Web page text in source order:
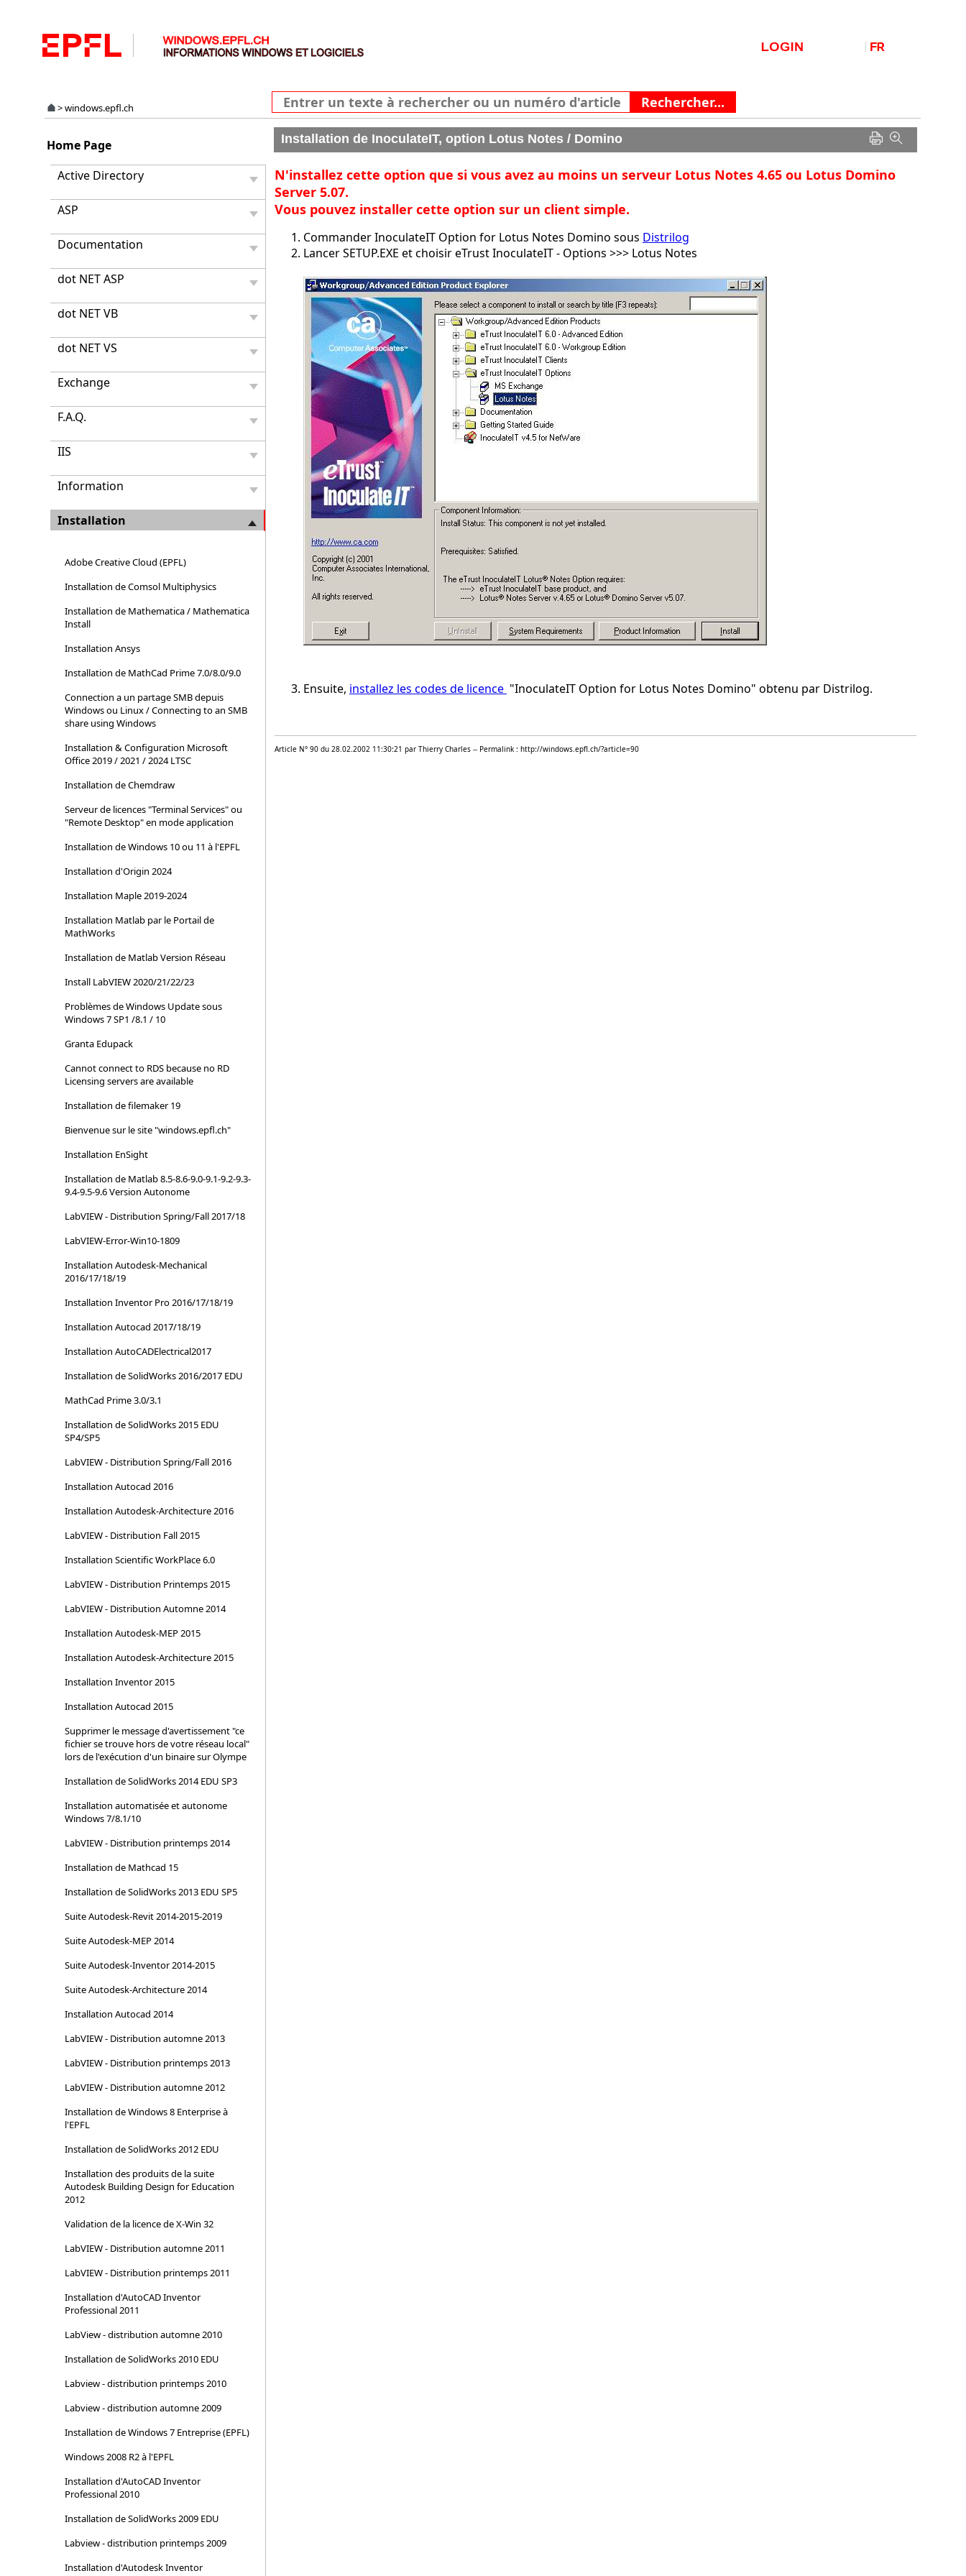
>windows.epfl.ch
Home Page
Active Directory
ASP
Documentation
dot NET ASP
dot NET VB
dot NET VS
Exchange
F.A.Q.
IIS
Information
Installation
Adobe Creative Cloud (EPFL)
Installation de Comsol Multiphysics
Installation de Mathematica / Mathematica
Install
Installation Ansys
Installation de MathCad Prime 7.0/8.0/9.0
Connection a un partage SMB depuis
Windows ou Linux / Connecting to an SMB
share using Windows
Installation & Configuration Microsoft
Office 2019 / 2021 / 2024 LTSC
Installation de Chemdraw
Serveur de licences "Terminal Services" ou
"Remote Desktop" en mode application
Installation de Windows 10 ou 11 à l'EPFL
Installation d'Origin 2024
Installation Maple 2019-2024
Installation Matlab par le Portail de
MathWorks
Installation de Matlab Version Réseau
Install LabVIEW 2020/21/22/23
Problèmes de Windows Update sous
Windows 7 SP1 /8.1 / 10
Granta Edupack
Cannot connect to RDS because no RD
Licensing servers are available
Installation de filemaker 19
Bienvenue sur le site "windows.epfl.ch"
Installation EnSight
Installation de Matlab 8.5-8.6-9.0-9.1-9.2-9.3-
9.4-9.5-9.6 Version Autonome
LabVIEW - Distribution Spring/Fall 2017/18
LabVIEW-Error-Win10-1809
Installation Autodesk-Mechanical
2016/17/18/19
Installation Inventor Pro 2016/17/18/19
Installation Autocad 2017/18/19
Installation AutoCADElectrical2017
Installation de SolidWorks 2016/2017 EDU
MathCad Prime 3.0/3.1
Installation de SolidWorks 2015 EDU
SP4/SP5
LabVIEW - Distribution Spring/Fall 2016
Installation Autocad 2016
Installation Autodesk-Architecture 2016
LabVIEW - Distribution Fall 2015
Installation Scientific WorkPlace 6.0
LabVIEW - Distribution Printemps 2015
LabVIEW - Distribution Automne 2014
Installation Autodesk-MEP 2015
Installation Autodesk-Architecture 2015
Installation Inventor 2015
Installation Autocad 2015
Supprimer le message d'avertissement "ce
fichier se trouve hors de votre réseau local"
lors de l'exécution d'un binaire sur Olympe
Installation de SolidWorks 2014 EDU SP3
Installation automatisée et autonome
Windows 7/8.1/10
LabVIEW - Distribution printemps 2014
Installation de Mathcad 15
Installation de SolidWorks 2013 EDU SP5
Suite Autodesk-Revit 2014-2015-2019
Suite Autodesk-MEP 2014
Suite Autodesk-Inventor 2014-2015
Suite Autodesk-Architecture 2014
Installation Autocad 2014
LabVIEW - Distribution automne 2013
LabVIEW - Distribution printemps 2013
LabVIEW - Distribution automne 2012
Installation de Windows 8 Enterprise à
l'EPFL
Installation de SolidWorks 2012 EDU
Installation des produits de la suite
Autodesk Building Design for Education
2012
Validation de la licence de X-Win 32
LabVIEW - Distribution automne 2011
LabVIEW - Distribution printemps 2011
Installation d'AutoCAD Inventor
Professional 2011
LabView - distribution automne 2010
Installation de SolidWorks 2010 EDU
Labview - distribution printemps 2010
Labview - distribution automne 2009
Installation de Windows 7 Entreprise (EPFL)
Windows 2008 R2 à l'EPFL
Installation d'AutoCAD Inventor
Professional 2010
Installation de SolidWorks 2009 EDU
Labview - distribution printemps 2009
Installation d'Autodesk Inventor
Installation de InoculateIT, option Lotus Notes / Domino
N'installez cette option que si vous avez au moins un serveur Lotus Notes 4.65 ou Lotus Domino
Server 5.07.
Vous pouvez installer cette option sur un client simple.
Commander InoculateIT Option for Lotus Notes Domino sous Distrilog
Lancer SETUP.EXE et choisir eTrust InoculateIT - Options >>> Lotus Notes
Ensuite, installez les codes de licence "InoculateIT Option for Lotus Notes Domino" obtenu par Distrilog.
Article N° 90 du 28.02.2002 11:30:21 par Thierry Charles -- Permalink : http://windows.epfl.ch/?article=90